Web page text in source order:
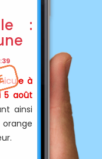
:
à
5 août
ainsi